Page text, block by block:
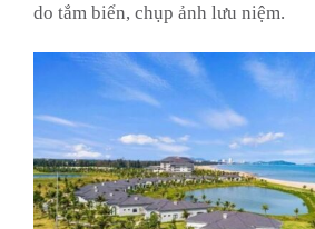
do tắm biển, chụp ảnh lưu niệm.